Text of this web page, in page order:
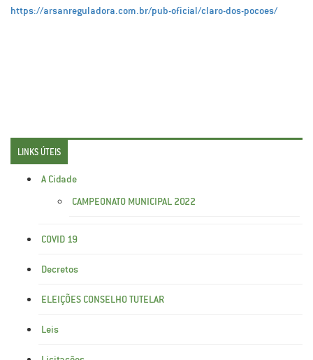
https://arsanreguladora.com.br/pub-oficial/claro-dos-pocoes/
LINKS ÚTEIS
A Cidade
CAMPEONATO MUNICIPAL 2022
COVID 19
Decretos
ELEIÇÕES CONSELHO TUTELAR
Leis